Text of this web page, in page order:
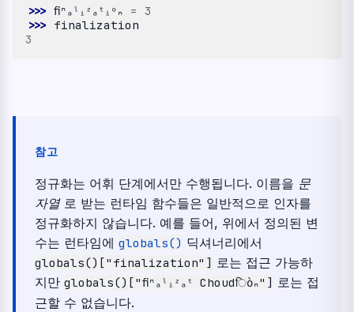
>>> ﬁⁿₐˡᵢᶻₐᵗᵢᵒₙ =
3
>>> finalization
3
참고
정규화는 어휘 단계에서만 수행됩니다. 이름을 문
자열로 받는 런타임 함수들은 일반적으로 인자를
정규화하지 않습니다. 예를 들어, 위에서 정의된 변
수는 런타임에 globals() 딕셔너리에서
globals()["finalization"] 로는 접근 가능하
지만 globals()["ﬁⁿₐˡᵢᶻₐᵗ Choudिὸₙ"] 로는 접
근할 수 없습니다.